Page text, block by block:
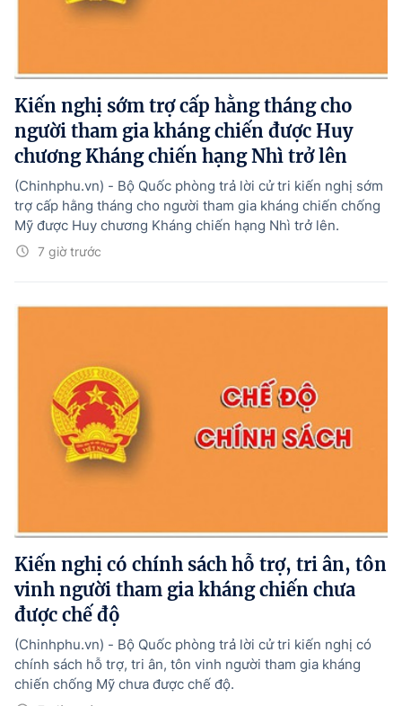
Kiến nghị sớm trợ cấp hằng tháng cho
người tham gia kháng chiến được Huy
chương Kháng chiến hạng Nhì trở lên
7 giờ trước
(Chinhphu.vn) - Bộ Quốc phòng trả lời cử tri kiến nghị sớm
trợ cấp hằng tháng cho người tham gia kháng chiến chống
Mỹ được Huy chương Kháng chiến hạng Nhì trở lên.
Kiến nghị có chính sách hỗ trợ, tri ân, tôn
vinh người tham gia kháng chiến chưa
được chế độ
(Chinhphu.vn) - Bộ Quốc phòng trả lời cử tri kiến nghị có
chính sách hỗ trợ, tri ân, tôn vinh người tham gia kháng
chiến chống Mỹ chưa được chế độ.